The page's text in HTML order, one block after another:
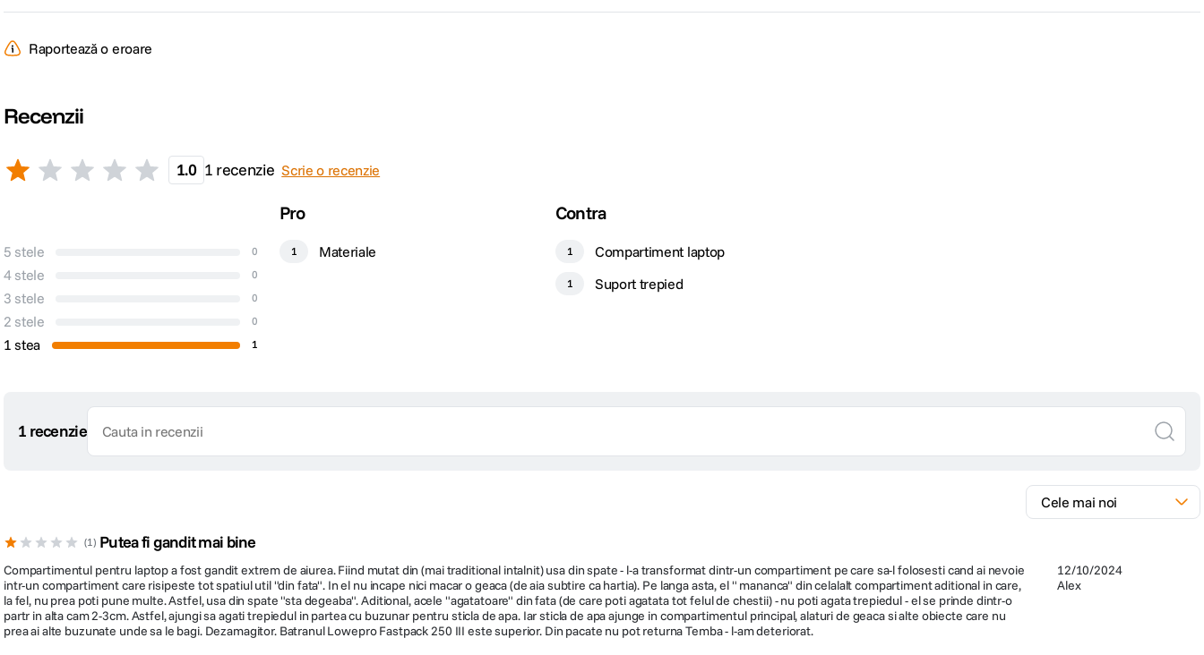
Raportează o eroare
Recenzii
1.0 1 recenzie Scrie o recenzie
5 stele 0
4 stele 0
3 stele 0
2 stele 0
1 stea 1
Pro
1 Materiale
Contra
1 Compartiment laptop
1 Suport trepied
1 recenzie
1 Putea fi gandit mai bine
12/10/2024
Alex
Compartimentul pentru laptop a fost gandit extrem de aiurea. Fiind mutat din (mai traditional intalnit) usa din spate - l-a transformat dintr-un compartiment pe care sa-l folosesti cand ai nevoie
intr-un compartiment care risipeste tot spatiul util "din fata". In el nu incape nici macar o geaca (de aia subtire ca hartia). Pe langa asta, el " mananca" din celalalt compartiment aditional in care,
la fel, nu prea poti pune multe. Astfel, usa din spate "sta degeaba". Aditional, acele "agatatoare" din fata (de care poti agatata tot felul de chestii) - nu poti agata trepiedul - el se prinde dintr-o
partr in alta cam 2-3cm. Astfel, ajungi sa agati trepiedul in partea cu buzunar pentru sticla de apa. Iar sticla de apa ajunge in compartimentul principal, alaturi de geaca si alte obiecte care nu
prea ai alte buzunate unde sa le bagi. Dezamagitor. Batranul Lowepro Fastpack 250 III este superior. Din pacate nu pot returna Temba - l-am deteriorat.